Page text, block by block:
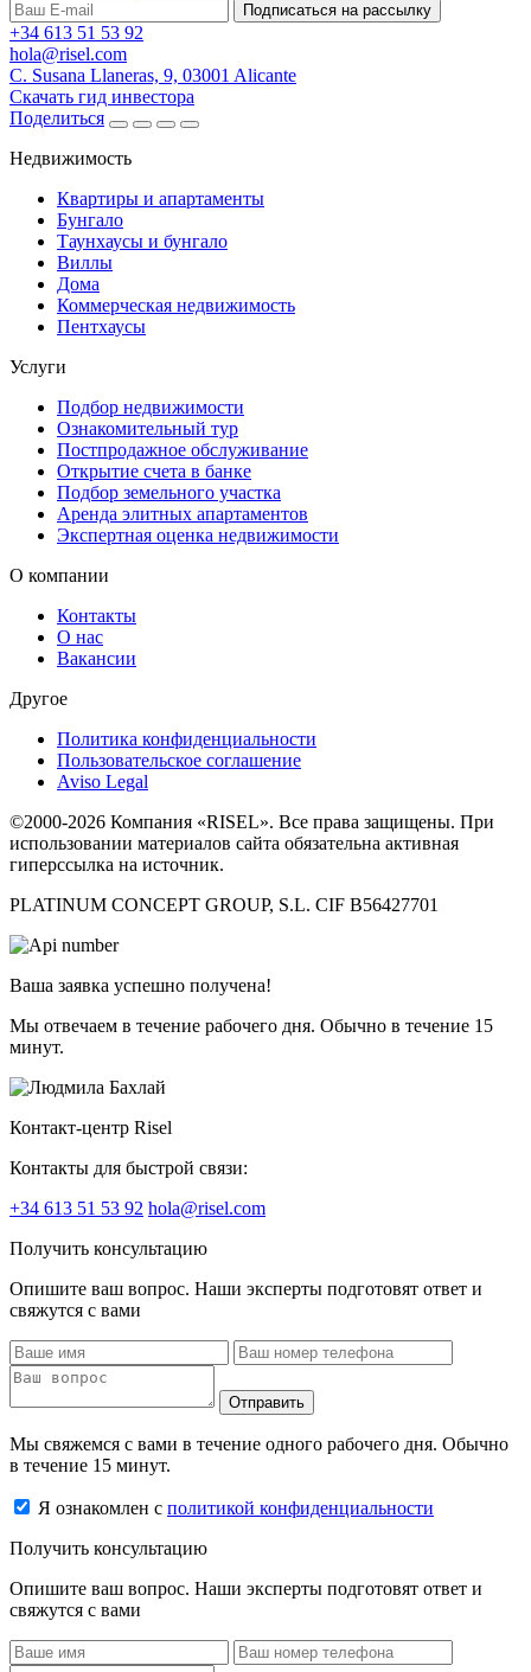
Подписаться на рассылку
+34 613 51 53 92
hola@risel.com
C. Susana Llaneras, 9, 03001 Alicante
Скачать гид инвестора
Поделиться
Недвижимость
Квартиры и апартаменты
Бунгало
Таунхаусы и бунгало
Виллы
Дома
Коммерческая недвижимость
Пентхаусы
Услуги
Подбор недвижимости
Ознакомительный тур
Постпродажное обслуживание
Открытие счета в банке
Подбор земельного участка
Аренда элитных апартаментов
Экспертная оценка недвижимости
О компании
Контакты
О нас
Вакансии
Другое
Политика конфиденциальности
Пользовательское соглашение
Aviso Legal
©2000-2026 Компания «RISEL». Все права защищены. При
использовании материалов сайта обязательна активная
гиперссылка на источник.
PLATINUM CONCEPT GROUP, S.L. CIF B56427701
Ваша заявка успешно получена!
Мы отвечаем в течение рабочего дня. Обычно в течение 15
минут.
Контакт-центр Risel
Контакты для быстрой связи:
+34 613 51 53 92 hola@risel.com
Получить консультацию
Опишите ваш вопрос. Наши эксперты подготовят ответ и
свяжутся с вами
Отправить
Мы свяжемся с вами в течение одного рабочего дня. Обычно
в течение 15 минут.
Я ознакомлен с политикой конфиденциальности
Получить консультацию
Опишите ваш вопрос. Наши эксперты подготовят ответ и
свяжутся с вами